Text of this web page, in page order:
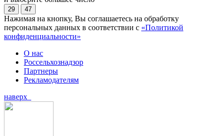
29 47
Нажимая на кнопку, Вы соглашаетесь на обработку
персональных данных в соответствии с «Политикой
конфиденциальности»
О нас
Россельхознадзор
Партнеры
Рекламодателям
наверх